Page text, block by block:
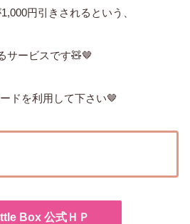
1,000円引きされるという、
サービスです🧸🤎
ドを利用して下さい🤎
Box 公式ＨＰ